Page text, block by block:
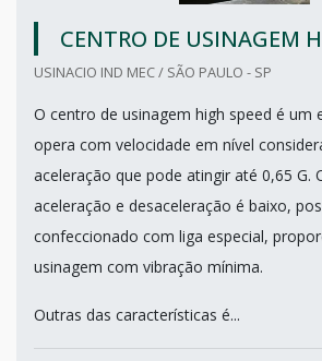
CENTRO DE USINAGEM
USINACIO IND MEC / SÃO PAULO - SP
O centro de usinagem high speed é um
opera com velocidade em nível
aceleração que pode atingir até 0,65 G.
aceleração e desaceleração é baixo,
confeccionado com liga especial,
usinagem com vibração mínima.
Outras das características é...